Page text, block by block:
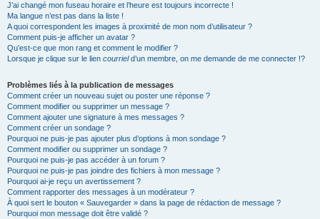
J’ai changé mon fuseau horaire et l’heure est toujours incorrecte !
Ma langue n’est pas dans la liste !
A quoi correspondent les images à proximité de mon nom d’utilisateur ?
Comment puis-je afficher un avatar ?
Qu’est-ce que mon rang et comment le modifier ?
Lorsque je clique sur le lien courrield’un membre, on me demande de me connecter !?
Problèmes liés à la publication de messages
Comment créer un nouveau sujet ou poster une réponse ?
Comment modifier ou supprimer un message ?
Comment ajouter une signature à mes messages ?
Comment créer un sondage ?
Pourquoi ne puis-je pas ajouter plus d’options à mon sondage ?
Comment modifier ou supprimer un sondage ?
Pourquoi ne puis-je pas accéder à un forum ?
Pourquoi ne puis-je pas joindre des fichiers à mon message ?
Pourquoi ai-je reçu un avertissement ?
Comment rapporter des messages à un modérateur ?
À quoi sert le bouton « Sauvegarder » dans la page de rédaction de message ?
Pourquoi mon message doit être validé ?